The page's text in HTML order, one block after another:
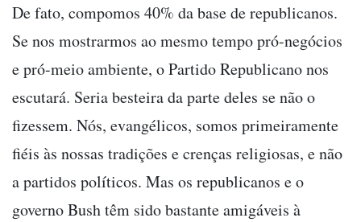
De fato, compomos 40% da base de republicanos.
Se nos mostrarmos ao mesmo tempo pró-negócios
e pró-meio ambiente, o Partido Republicano nos
escutará. Seria besteira da parte deles se não o
fizessem. Nós, evangélicos, somos primeiramente
fiéis às nossas tradições e crenças religiosas, e não
a partidos políticos. Mas os republicanos e o
governo Bush têm sido bastante amigáveis à